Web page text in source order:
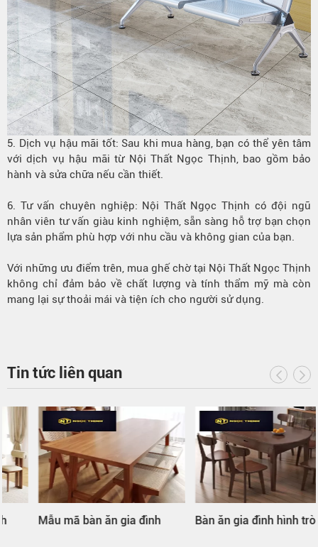
5. Dịch vụ hậu mãi tốt: Sau khi mua hàng, bạn có thể yên tâm
với dịch vụ hậu mãi từ Nội Thất Ngọc Thịnh, bao gồm bảo
hành và sửa chữa nếu cần thiết.
6. Tư vấn chuyên nghiệp: Nội Thất Ngọc Thịnh có đội ngũ
nhân viên tư vấn giàu kinh nghiệm, sẵn sàng hỗ trợ bạn chọn
lựa sản phẩm phù hợp với nhu cầu và không gian của bạn.
Với những ưu điểm trên, mua ghế chờ tại Nội Thất Ngọc Thịnh
không chỉ đảm bảo về chất lượng và tính thẩm mỹ mà còn
mang lại sự thoải mái và tiện ích cho người sử dụng.
Tin tức liên quan
Mẫu mã bàn ăn gia đình Bàn ăn gia đình hình tròn